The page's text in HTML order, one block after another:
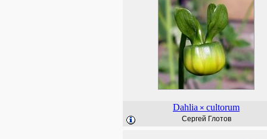
Dahlia × cultorum
Сергей Глотов